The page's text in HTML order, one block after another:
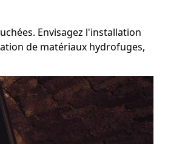
Envisagez l'installation
de matériaux hydrofuges,